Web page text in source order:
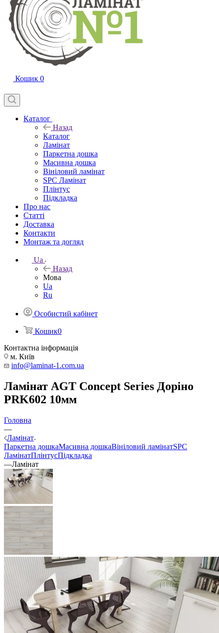
Кошик 0
Каталог
Назад
Каталог
Ламінат
Паркетна дошка
Масивна дошка
Вініловий ламінат
SPC Ламінат
Плінтус
Підкладка
Про нас
Статті
Доставка
Контакти
Монтаж та догляд
Ua
Назад
Мова
Ua
Ru
Особистий кабінет
Кошик0
Контактна інформація
м. Київ
info@laminat-1.com.ua
Ламінат AGT Concept Series Доріно
PRK602 10мм
Головна
—
Ламінат
Паркетна дошкаМасивна дошкаВініловий ламінатSPC
ЛамінатПлінтусПідкладка
—Ламінат